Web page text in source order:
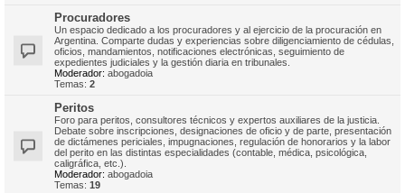
Procuradores
Un espacio dedicado a los procuradores y al ejercicio de la procuración en
Argentina. Comparte dudas y experiencias sobre diligenciamiento de cédulas,
oficios, mandamientos, notificaciones electrónicas, seguimiento de
expedientes judiciales y la gestión diaria en tribunales.
Moderador: abogadoia
Temas: 2
Peritos
Foro para peritos, consultores técnicos y expertos auxiliares de la justicia.
Debate sobre inscripciones, designaciones de oficio y de parte, presentación
de dictámenes periciales, impugnaciones, regulación de honorarios y la labor
del perito en las distintas especialidades (contable, médica, psicológica,
caligráfica, etc.).
Moderador: abogadoia
Temas: 19